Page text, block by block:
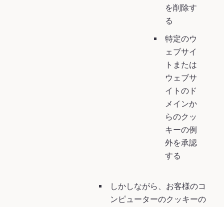
を削除す
る
特定のウ
ェブサイ
トまたは
ウェブサ
イトのド
メインか
らのクッ
キーの例
外を承認
する
しかしながら、お客様のコ
ンピューターのクッキーの